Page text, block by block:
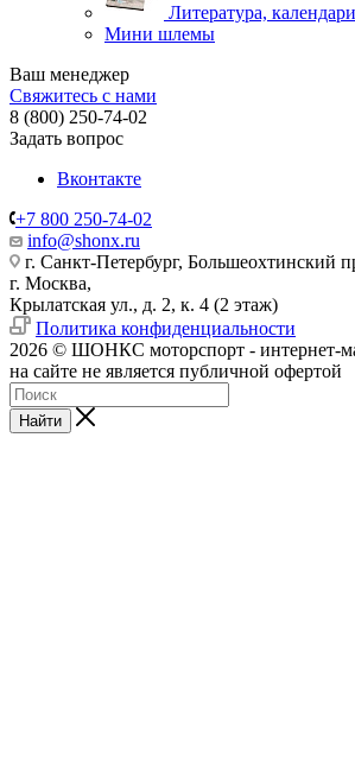
Литература, календари
Мини шлемы
Ваш менеджер
Свяжитесь с нами
8 (800) 250-74-02
Задать вопрос
Вконтакте
+7 800 250-74-02
info@shonx.ru
г. Санкт-Петербург, Большеохтинский
г. Москва,
Крылатская ул., д. 2, к. 4 (2 этаж)
Политика конфиденциальности
2026 © ШОНКС моторспорт - интернет-
на сайте не является публичной офертой
Найти